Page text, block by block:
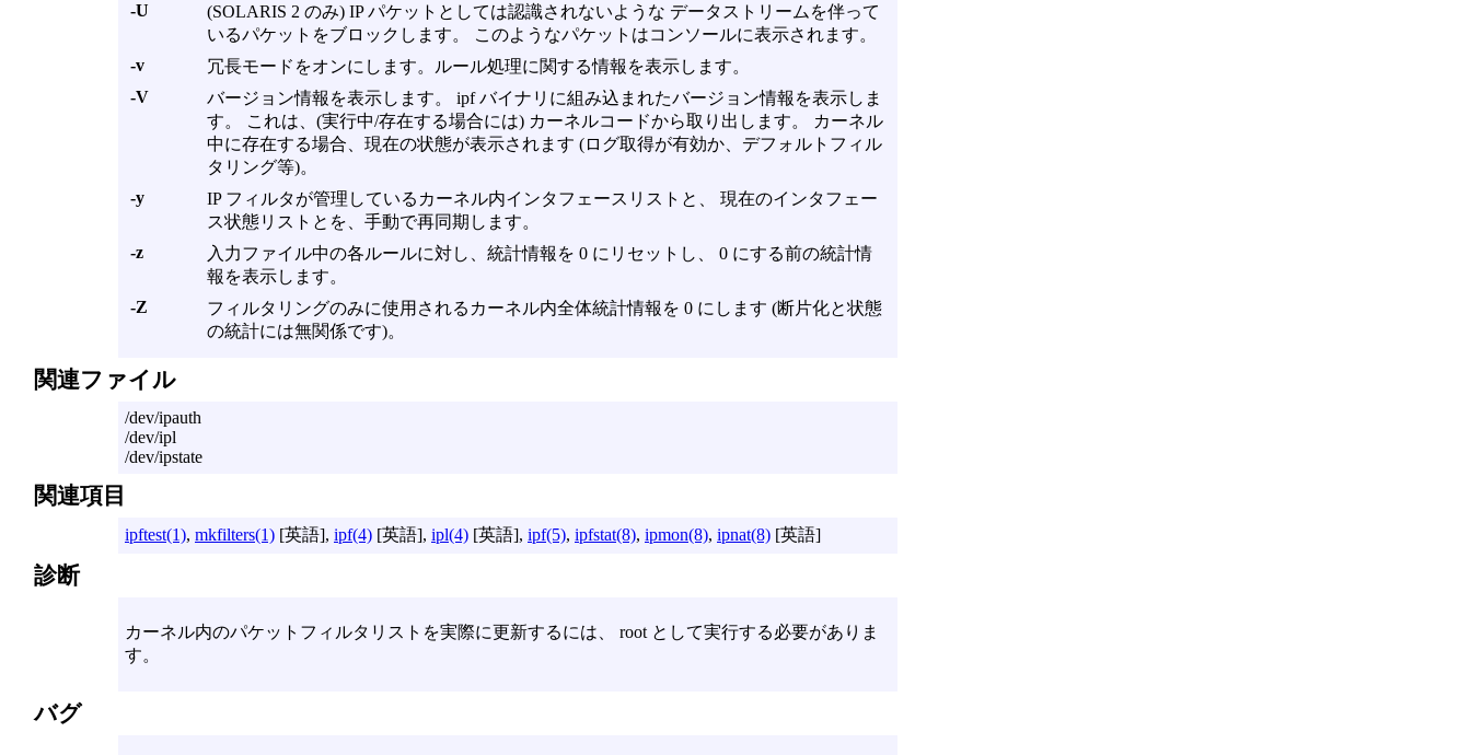
-U
(SOLARIS 2 のみ) IP パケットとしては認識されないような データストリームを伴って
いるパケットをブロックします。 このようなパケットはコンソールに表示されます。
-v
冗長モードをオンにします。ルール処理に関する情報を表示します。
-V
バージョン情報を表示します。 ipf バイナリに組み込まれたバージョン情報を表示しま
す。 これは、(実行中/存在する場合には) カーネルコードから取り出します。 カーネル
中に存在する場合、現在の状態が表示されます (ログ取得が有効か、デフォルトフィル
タリング等)。
-y
IP フィルタが管理しているカーネル内インタフェースリストと、 現在のインタフェー
ス状態リストとを、手動で再同期します。
-z
入力ファイル中の各ルールに対し、統計情報を 0 にリセットし、 0 にする前の統計情
報を表示します。
-Z
フィルタリングのみに使用されるカーネル内全体統計情報を 0 にします (断片化と状態
の統計には無関係です)。
関連ファイル
/dev/ipauth
/dev/ipl
/dev/ipstate
関連項目
ipftest(1), mkfilters(1) [英語], ipf(4) [英語], ipl(4) [英語], ipf(5), ipfstat(8), ipmon(8), ipnat(8) [英語]
診断
カーネル内のパケットフィルタリストを実際に更新するには、 root として実行する必要がありま
す。
バグ